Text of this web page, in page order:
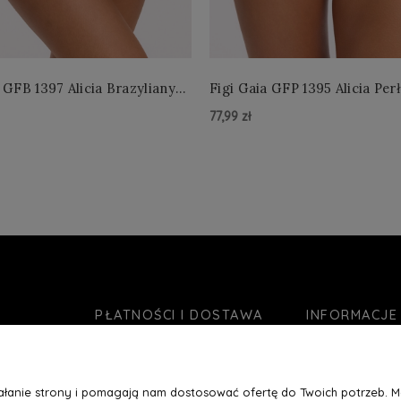
1397 Alicia Brazyliany
Figi Gaia GFP 1395 Alicia
77,99 zł
PŁATNOŚCI I DOSTAWA INFORMACJE
strony i pomagają nam dostosować ofertę do Twoich potrzeb.